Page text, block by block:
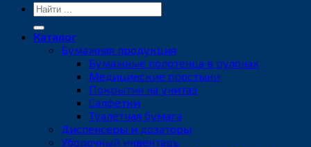
Искать:
Каталог
Бумажная продукция
Бумажные полотенца в рулонах
Медицинские простыни
Покрытия на унитаз
Салфетки
Туалетная бумага
Диспенсеры и дозаторы
Уборочный инвентарь